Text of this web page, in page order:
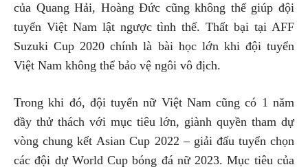
của Quang Hải, Hoàng Đức cũng không thể giúp đội
tuyển Việt Nam lật ngược tình thế. Thất bại tại AFF
Suzuki Cup 2020 chính là bài học lớn khi đội tuyển
Việt Nam không thể bảo vệ ngôi vô địch.
Trong khi đó, đội tuyển nữ Việt Nam cũng có 1 năm
đầy thử thách với mục tiêu lớn, giành quyền tham dự
vòng chung kết Asian Cup 2022 – giải đấu tuyển chọn
các đội dự World Cup bóng đá nữ 2023. Mục tiêu của